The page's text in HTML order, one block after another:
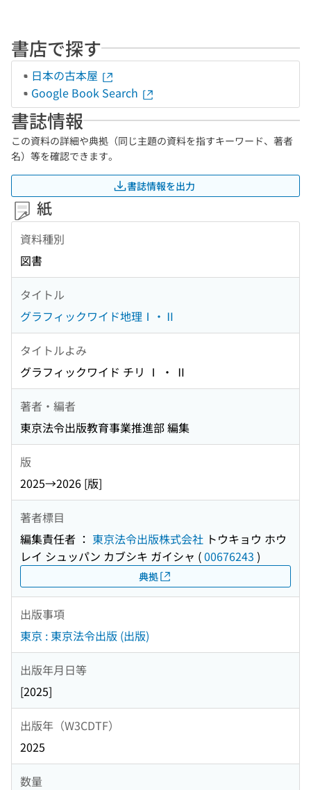
書店で探す
日本の古本屋
Google Book Search
書誌情報
この資料の詳細や典拠（同じ主題の資料を指すキーワード、著者
名）等を確認できます。
書誌情報を出力
紙
資料種別
図書
タイトル
グラフィックワイド地理Ⅰ・Ⅱ
タイトルよみ
グラフィックワイド チリ Ⅰ ・ Ⅱ
著者・編者
東京法令出版教育事業推進部 編集
版
2025→2026 [版]
著者標目
編集責任者 ： 東京法令出版株式会社 トウキョウ ホウ
レイ シュッパン カブシキ ガイシャ (00676243 )
典拠
出版事項
東京 : 東京法令出版 (出版)
出版年月日等
[2025]
出版年（W3CDTF）
2025
数量